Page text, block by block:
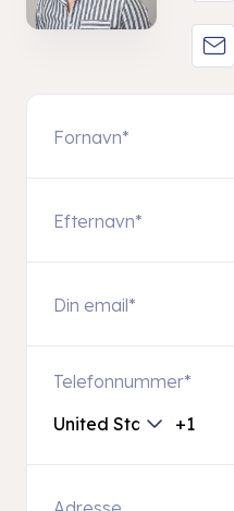
Telefonnummer*